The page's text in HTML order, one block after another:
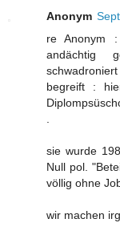
Anonym
re Anonym
andächtig
begreift :
sie wurde
Null pol.
völlig ohne
wir machen